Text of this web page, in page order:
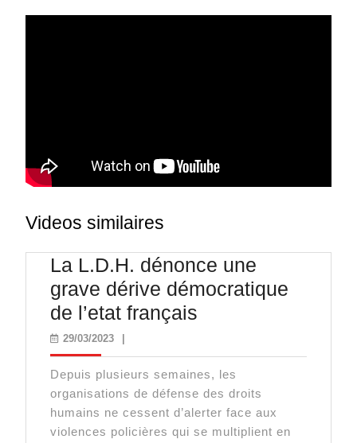
Videos similaires
La L.D.H. dénonce une
grave dérive démocratique
de l’etat français
dénonce
une
grave
dérive
29/03/202329/03/2023
Depuis plusieurs semaines, les
organisations de défense des droits
humains ne cessent d’alerter face aux
violences policières qui se multiplient en